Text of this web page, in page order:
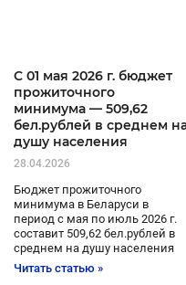
C 01 мая 2026 г. бюджет
прожиточного
минимума — 509,62
бел.рублей в среднем
душу населения
28.04.2026
Бюджет прожиточного
минимума в Беларуси в
период с мая по июль 2026 г.
составит 509,62 бел.рублей в
среднем на душу населения
Читать статью »